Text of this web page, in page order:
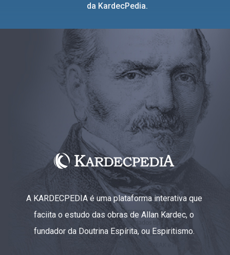
da KardecPedia.
A KARDECPEDIA é uma plataforma interativa que
faciita o estudo das obras de Allan Kardec, o
fundador da Doutrina Espírita, ou Espiritismo.